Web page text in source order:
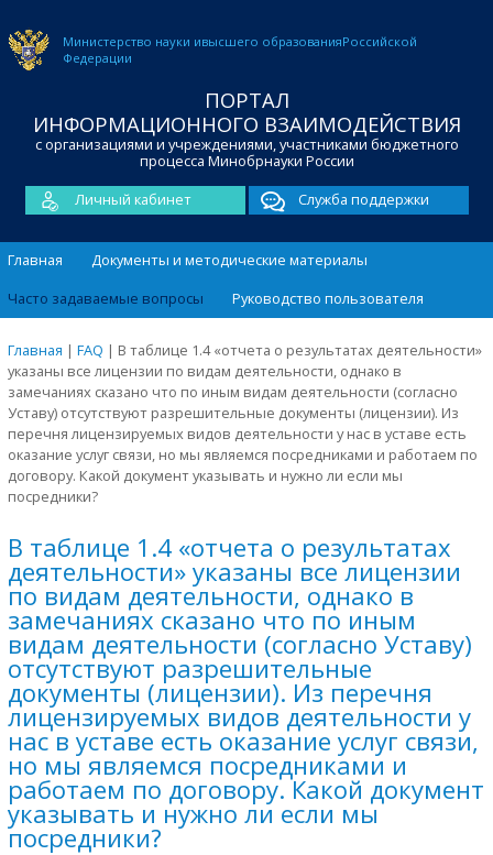
Министерство науки ивысшего образованияРоссийской
Федерации
ПОРТАЛ
ИНФОРМАЦИОННОГО ВЗАИМОДЕЙСТВИЯ
с организациями и учреждениями, участниками бюджетного
процесса Минобрнауки России
Личный кабинет
Служба поддержки
Главная
Документы и методические материалы
Часто задаваемые вопросы
Руководство пользователя
Главная | FAQ | В таблице 1.4 «отчета о результатах деятельности»
указаны все лицензии по видам деятельности, однако в
замечаниях сказано что по иным видам деятельности (согласно
Уставу) отсутствуют разрешительные документы (лицензии). Из
перечня лицензируемых видов деятельности у нас в уставе есть
оказание услуг связи, но мы являемся посредниками и работаем по
договору. Какой документ указывать и нужно ли если мы
посредники?
В таблице 1.4 «отчета о результатах
деятельности» указаны все лицензии
по видам деятельности, однако в
замечаниях сказано что по иным
видам деятельности (согласно Уставу)
отсутствуют разрешительные
документы (лицензии). Из перечня
лицензируемых видов деятельности у
нас в уставе есть оказание услуг связи,
но мы являемся посредниками и
работаем по договору. Какой документ
указывать и нужно ли если мы
посредники?